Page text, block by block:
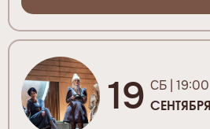
19 СБ | 19:00
СЕНТЯБРЯ